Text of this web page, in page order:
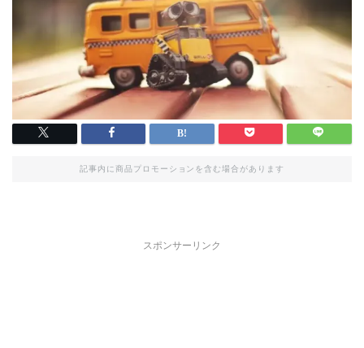
記事内に商品プロモーションを含む場合があります
スポンサーリンク